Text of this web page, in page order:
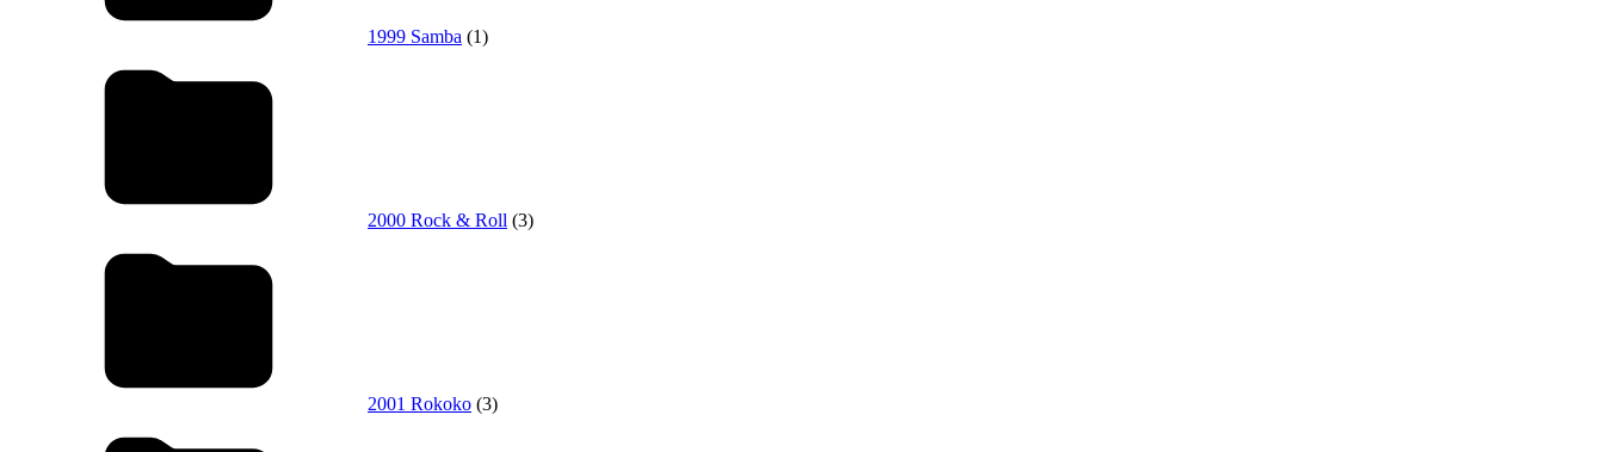
1999 Samba (1)
2000 Rock & Roll (3)
2001 Rokoko (3)